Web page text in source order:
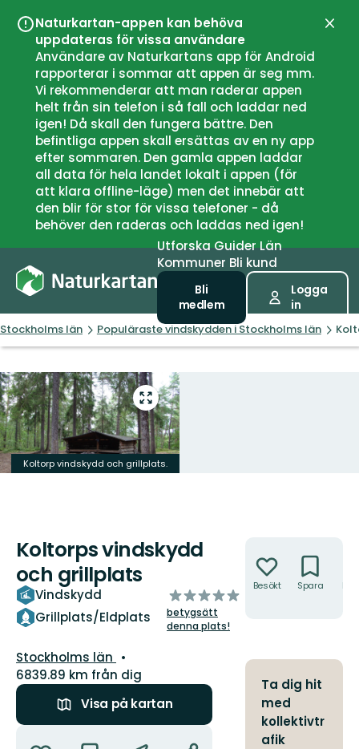
Naturkartan-appen kan behöva
uppdateras för vissa användare
Användare av Naturkartans app för Android
rapporterar i sommar att appen är seg mm.
Vi rekommenderar att man raderar appen
helt från sin telefon i så fall och laddar ned
igen! Då skall den fungera bättre. Den
befintliga appen skall ersättas av en ny app
efter sommaren. Den gamla appen laddar
all data för hela landet lokalt i appen (för
att klara offline-läge) men det innebär att
den blir för stor för vissa telefoner - då
behöver den raderas och laddas ned igen!
UtforskaGuiderLän
Kommuner Bli kund
Bli
medlem
Logga
in
Stockholms län Populäraste vindskydden i Stockholms län
Gå
till
helskärmsläge
Koltorp vindskydd och grillplats.
Koltorps vindskydd
och grillplats
Vindskydd
Grillplats/Eldplats
av
5
stjärnor
betygsätt
denna plats!
Län:
Stockholms län
6839.89 km från dig
Visa på kartan
Besökt Spara
Ta dig hit
med
kollektivtr
afik